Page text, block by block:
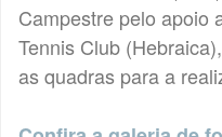
Campestre pelo apoio
Tennis Club
as quadras para a